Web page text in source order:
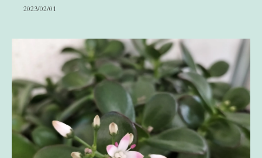
2023/02/01